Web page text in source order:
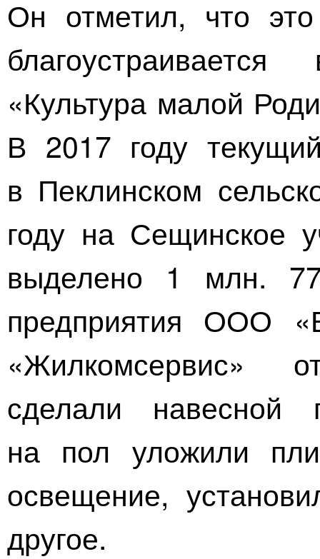
Он отметил, что
«Культура малой
В 2017 году
в Пеклинском
году на Сещинское
выделено 1 млн.
предприятия ООО
«Жилкомсервис»
сделали навесной
на пол уложили
освещение,
другое.